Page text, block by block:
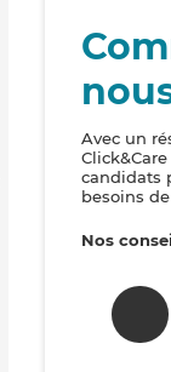
Avec un
candidats
besoins
Nos